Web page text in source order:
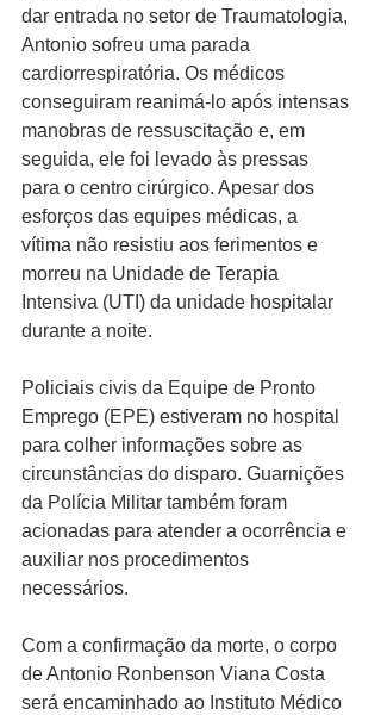
dar entrada no setor de Traumatologia,
Antonio sofreu uma parada
cardiorrespiratória. Os médicos
conseguiram reanimá-lo após intensas
manobras de ressuscitação e, em
seguida, ele foi levado às pressas
para o centro cirúrgico. Apesar dos
esforços das equipes médicas, a
vítima não resistiu aos ferimentos e
morreu na Unidade de Terapia
Intensiva (UTI) da unidade hospitalar
durante a noite.
Policiais civis da Equipe de Pronto
Emprego (EPE) estiveram no hospital
para colher informações sobre as
circunstâncias do disparo. Guarnições
da Polícia Militar também foram
acionadas para atender a ocorrência e
auxiliar nos procedimentos
necessários.
Com a confirmação da morte, o corpo
de Antonio Ronbenson Viana Costa
será encaminhado ao Instituto Médico